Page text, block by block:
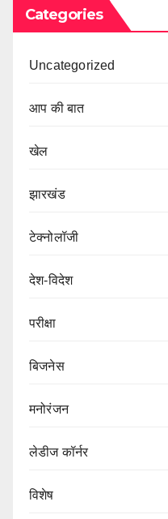
Categories
Uncategorized
आप की बात
खेल
झारखंड
टेक्नोलॉजी
देश-विदेश
परीक्षा
बिजनेस
मनोरंजन
लेडीज कॉर्नर
विशेष